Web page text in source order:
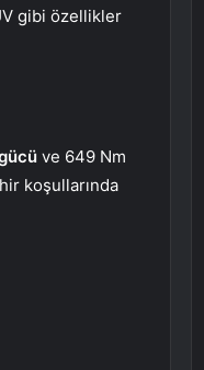
gibi özellikler
ve 649 Nm
koşullarında